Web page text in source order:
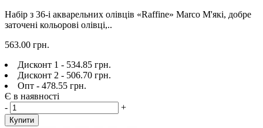
Набір з 36-і акварельних олівців «Raffine» Marco М'які, добре
заточені кольорові олівці,..
563.00 грн.
Дисконт 1 - 534.85 грн.
Дисконт 2 - 506.70 грн.
Опт - 478.55 грн.
Є в наявності
-
+
Купити